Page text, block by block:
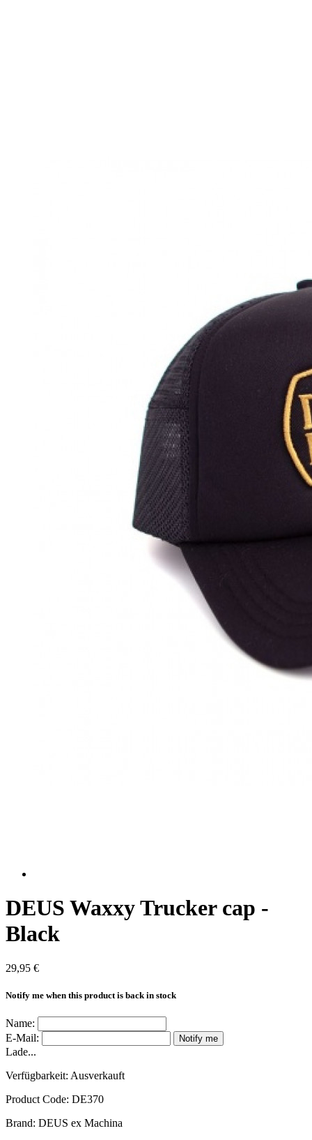
DEUS Waxxy Trucker cap -
Black
29,95 €
Notify me when this product is back in stock
Name:
E-Mail:
Notify me
Lade...
Verfügbarkeit: Ausverkauft
Product Code: DE370
Brand: DEUS ex Machina